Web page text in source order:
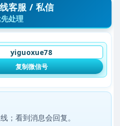
客服 / 私信
处理
yiguoxue78
复制微信号
；看到消息会回复。